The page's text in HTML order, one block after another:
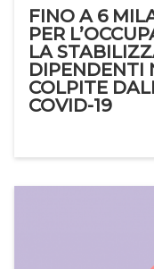
FINO A 6
PER
LA
DIPENDENTI
COLPITE
COVID-19